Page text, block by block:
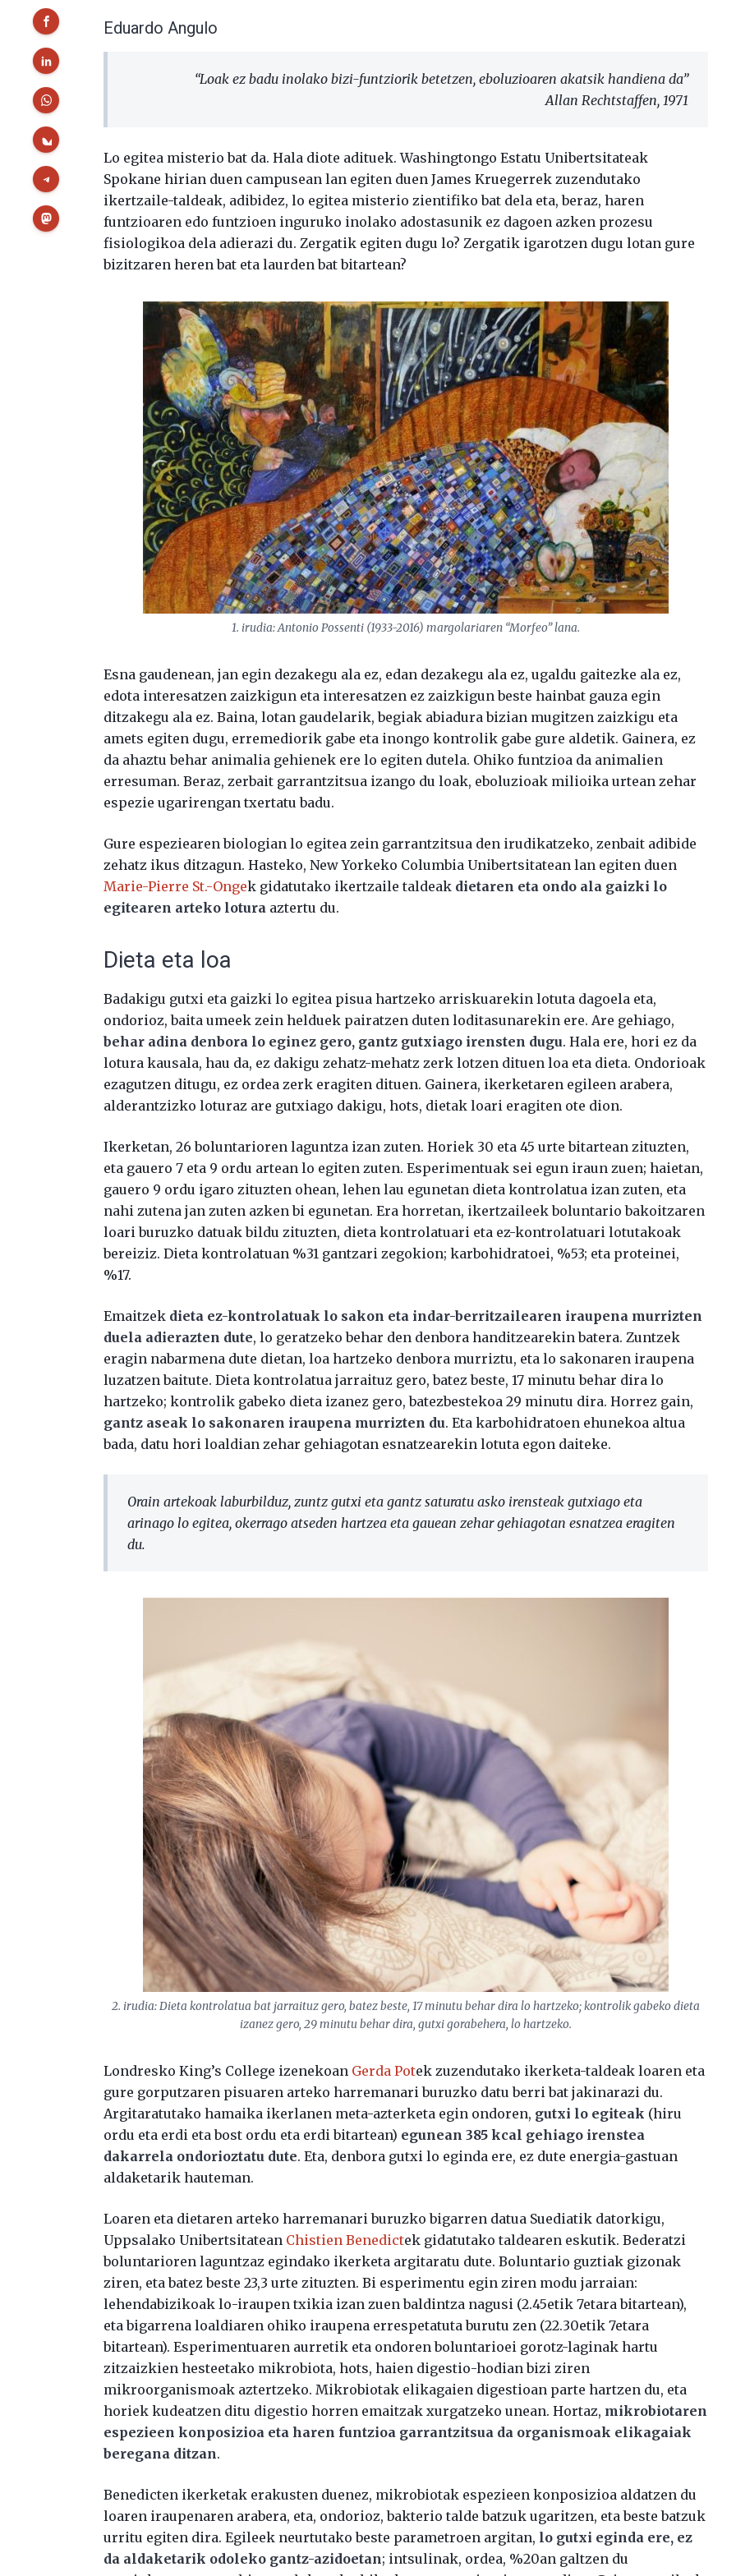
Eduardo Angulo
“Loak ez badu inolako bizi-funtziorik betetzen, eboluzioaren akatsik handiena da”
Allan Rechtstaffen, 1971
Lo egitea misterio bat da. Hala diote adituek. Washingtongo Estatu Unibertsitateak
Spokane hirian duen campusean lan egiten duen James Kruegerrek zuzendutako
ikertzaile-taldeak, adibidez, lo egitea misterio zientifiko bat dela eta, beraz, haren
funtzioaren edo funtzioen inguruko inolako adostasunik ez dagoen azken prozesu
fisiologikoa dela adierazi du. Zergatik egiten dugu lo? Zergatik igarotzen dugu lotan gure
bizitzaren heren bat eta laurden bat bitartean?
1. irudia: Antonio Possenti (1933-2016) margolariaren “Morfeo” lana.
Esna gaudenean, jan egin dezakegu ala ez, edan dezakegu ala ez, ugaldu gaitezke ala ez,
edota interesatzen zaizkigun eta interesatzen ez zaizkigun beste hainbat gauza egin
ditzakegu ala ez. Baina, lotan gaudelarik, begiak abiadura bizian mugitzen zaizkigu eta
amets egiten dugu, erremediorik gabe eta inongo kontrolik gabe gure aldetik. Gainera, ez
da ahaztu behar animalia gehienek ere lo egiten dutela. Ohiko funtzioa da animalien
erresuman. Beraz, zerbait garrantzitsua izango du loak, eboluzioak milioika urtean zehar
espezie ugarirengan txertatu badu.
Gure espeziearen biologian lo egitea zein garrantzitsua den irudikatzeko, zenbait adibide
zehatz ikus ditzagun. Hasteko, New Yorkeko Columbia Unibertsitatean lan egiten duen
Marie-Pierre St.-Ongek gidatutako ikertzaile taldeak dietaren eta ondo ala gaizki lo
egitearen arteko lotura aztertu du.
Dieta eta loa
Badakigu gutxi eta gaizki lo egitea pisua hartzeko arriskuarekin lotuta dagoela eta,
ondorioz, baita umeek zein helduek pairatzen duten loditasunarekin ere. Are gehiago,
behar adina denbora lo eginez gero, gantz gutxiago irensten dugu. Hala ere, hori ez da
lotura kausala, hau da, ez dakigu zehatz-mehatz zerk lotzen dituen loa eta dieta. Ondorioak
ezagutzen ditugu, ez ordea zerk eragiten dituen. Gainera, ikerketaren egileen arabera,
alderantzizko loturaz are gutxiago dakigu, hots, dietak loari eragiten ote dion.
Ikerketan, 26 boluntarioren laguntza izan zuten. Horiek 30 eta 45 urte bitartean zituzten,
eta gauero 7 eta 9 ordu artean lo egiten zuten. Esperimentuak sei egun iraun zuen; haietan,
gauero 9 ordu igaro zituzten ohean, lehen lau egunetan dieta kontrolatua izan zuten, eta
nahi zutena jan zuten azken bi egunetan. Era horretan, ikertzaileek boluntario bakoitzaren
loari buruzko datuak bildu zituzten, dieta kontrolatuari eta ez-kontrolatuari lotutakoak
bereiziz. Dieta kontrolatuan %31 gantzari zegokion; karbohidratoei, %53; eta proteinei,
%17.
Emaitzek dieta ez-kontrolatuak lo sakon eta indar-berritzailearen iraupena murrizten
duela adierazten dute, lo geratzeko behar den denbora handitzearekin batera. Zuntzek
eragin nabarmena dute dietan, loa hartzeko denbora murriztu, eta lo sakonaren iraupena
luzatzen baitute. Dieta kontrolatua jarraituz gero, batez beste, 17 minutu behar dira lo
hartzeko; kontrolik gabeko dieta izanez gero, batezbestekoa 29 minutu dira. Horrez gain,
gantz aseak lo sakonaren iraupena murrizten du. Eta karbohidratoen ehunekoa altua
bada, datu hori loaldian zehar gehiagotan esnatzearekin lotuta egon daiteke.
Orain artekoak laburbilduz, zuntz gutxi eta gantz saturatu asko irensteak gutxiago eta
arinago lo egitea, okerrago atseden hartzea eta gauean zehar gehiagotan esnatzea eragiten
du.
2. irudia: Dieta kontrolatua bat jarraituz gero, batez beste, 17 minutu behar dira lo hartzeko; kontrolik gabeko dieta
izanez gero, 29 minutu behar dira, gutxi gorabehera, lo hartzeko.
Londresko King’s College izenekoan Gerda Potek zuzendutako ikerketa-taldeak loaren eta
gure gorputzaren pisuaren arteko harremanari buruzko datu berri bat jakinarazi du.
Argitaratutako hamaika ikerlanen meta-azterketa egin ondoren, gutxi lo egiteak (hiru
ordu eta erdi eta bost ordu eta erdi bitartean) egunean 385 kcal gehiago irenstea
dakarrela ondorioztatu dute. Eta, denbora gutxi lo eginda ere, ez dute energia-gastuan
aldaketarik hauteman.
Loaren eta dietaren arteko harremanari buruzko bigarren datua Suediatik datorkigu,
Uppsalako Unibertsitatean Chistien Benedictek gidatutako taldearen eskutik. Bederatzi
boluntarioren laguntzaz egindako ikerketa argitaratu dute. Boluntario guztiak gizonak
ziren, eta batez beste 23,3 urte zituzten. Bi esperimentu egin ziren modu jarraian:
lehendabizikoak lo-iraupen txikia izan zuen baldintza nagusi (2.45etik 7etara bitartean),
eta bigarrena loaldiaren ohiko iraupena errespetatuta burutu zen (22.30etik 7etara
bitartean). Esperimentuaren aurretik eta ondoren boluntarioei gorotz-laginak hartu
zitzaizkien hesteetako mikrobiota, hots, haien digestio-hodian bizi ziren
mikroorganismoak aztertzeko. Mikrobiotak elikagaien digestioan parte hartzen du, eta
horiek kudeatzen ditu digestio horren emaitzak xurgatzeko unean. Hortaz, mikrobiotaren
espezieen konposizioa eta haren funtzioa garrantzitsua da organismoak elikagaiak
beregana ditzan.
Benedicten ikerketak erakusten duenez, mikrobiotak espezieen konposizioa aldatzen du
loaren iraupenaren arabera, eta, ondorioz, bakterio talde batzuk ugaritzen, eta beste batzuk
urritu egiten dira. Egileek neurtutako beste parametroen argitan, lo gutxi eginda ere, ez
da aldaketarik odoleko gantz-azidoetan; intsulinak, ordea, %20an galtzen du